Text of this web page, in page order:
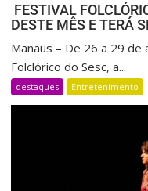
FESTIVAL
DESTE MÊS E TERÁ
Manaus – De 26 a 29
Folclórico do Sesc, a...
destaques Entretenimento